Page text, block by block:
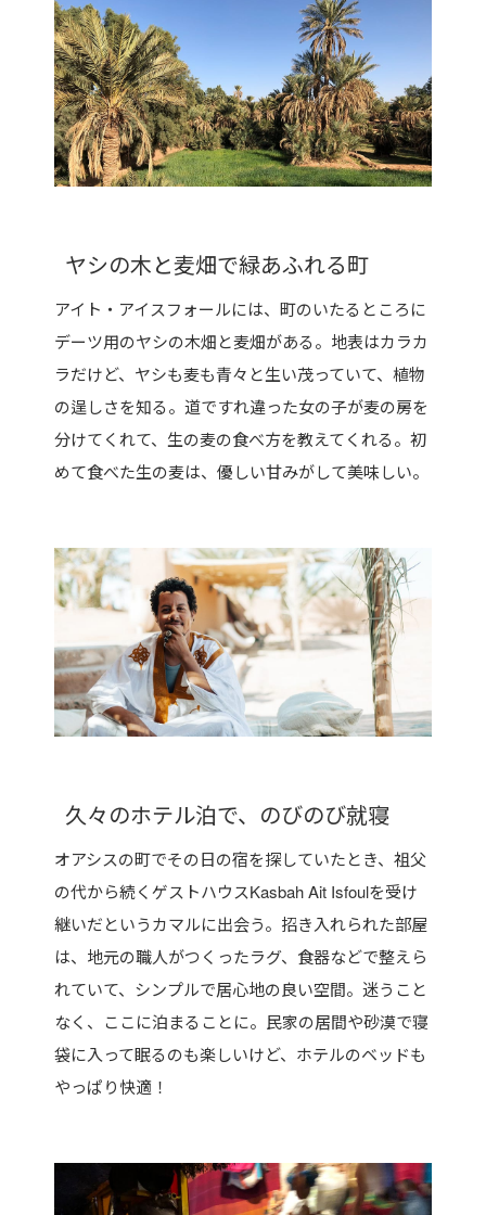
ヤシの木と麦畑で緑あふれる町
アイト・アイスフォールには、町のいたるところに
デーツ用のヤシの木畑と麦畑がある。地表はカラカ
ラだけど、ヤシも麦も青々と生い茂っていて、植物
の逞しさを知る。道ですれ違った女の子が麦の房を
分けてくれて、生の麦の食べ方を教えてくれる。初
めて食べた生の麦は、優しい甘みがして美味しい。
久々のホテル泊で、のびのび就寝
オアシスの町でその日の宿を探していたとき、祖父
の代から続くゲストハウスKasbah Ait Isfoulを受け
継いだというカマルに出会う。招き入れられた部屋
は、地元の職人がつくったラグ、食器などで整えら
れていて、シンプルで居心地の良い空間。迷うこと
なく、ここに泊まることに。民家の居間や砂漠で寝
袋に入って眠るのも楽しいけど、ホテルのベッドも
やっぱり快適！